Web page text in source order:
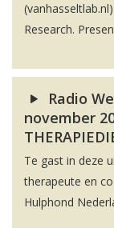
Research.
Radio
november
Te gast in deze
therapeute en
Hulphond